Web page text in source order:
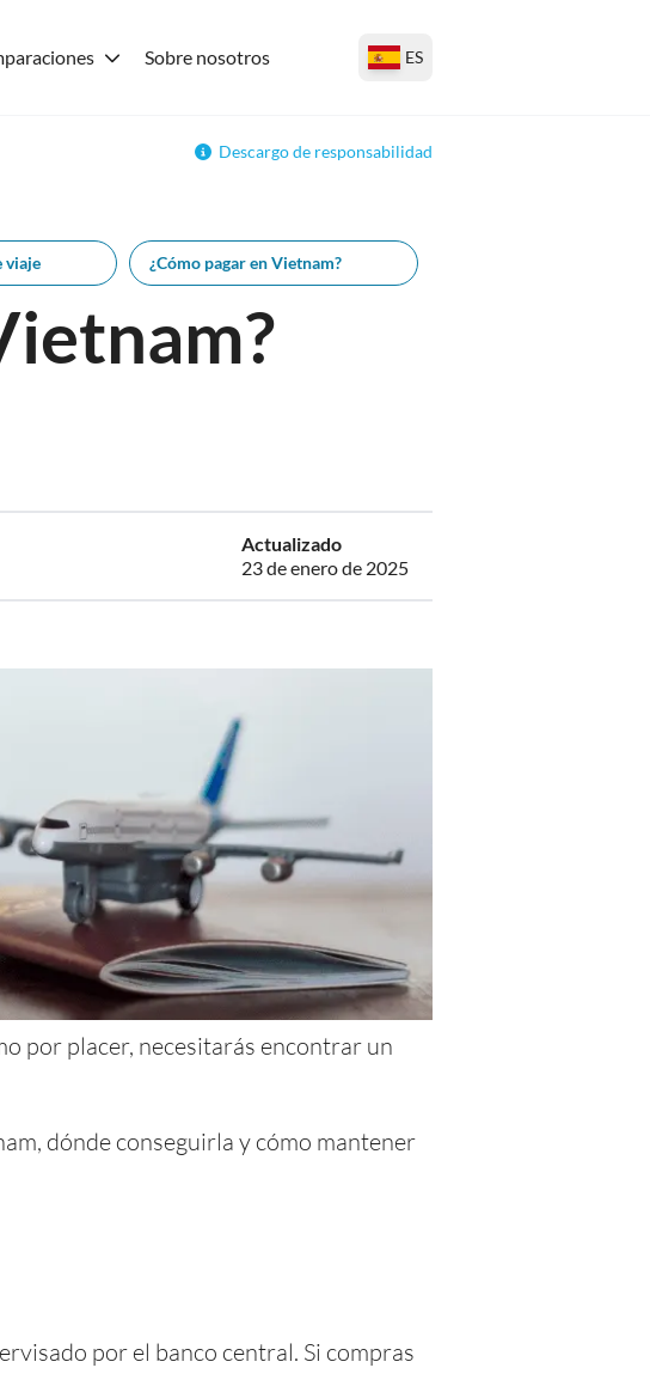
Sobre nosotros ES
Descargo de responsabilidad
viaje ¿Cómo pagar en Vietnam?
Actualizado
23 de enero de 2025
por placer, necesitarás encontrar un
dónde conseguirla y cómo mantener
por el banco central. Si compras